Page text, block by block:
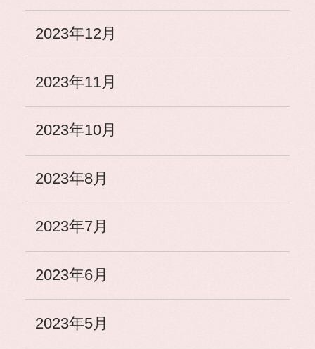
2023年12月
2023年11月
2023年10月
2023年8月
2023年7月
2023年6月
2023年5月